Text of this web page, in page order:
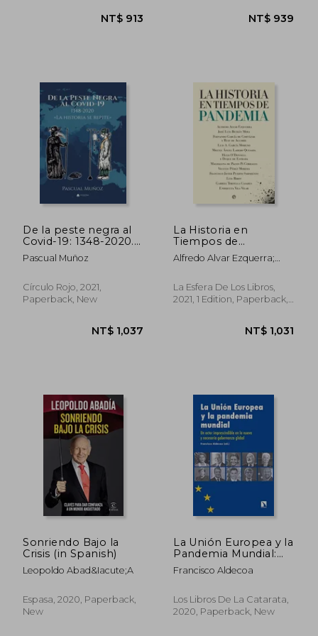
NT$ 913
De la peste negra al
Covid-19: 1348-2020.
«La historia se repite»
(in Spanish)
Pascual Muñoz
Círculo Rojo, 2021,
Paperback, New
La Historia en
Tiempos de
Pandemia (in
Spanish)
Alfredo Alvar Ezquerra;
Betr&Aacute;N Moya;
Fernando Garc&Iacute;A
De Cort&Aacute;Zar Y
Garc&Iacute;A Moreno;
La Esfera De Los Libros,
2021, 1 Edition, Paperback,
Sonriendo Bajo la
Crisis (in Spanish)
Leopoldo Abad&Iacute;A
Espasa, 2020, Paperback,
New
La Unión Europea y la
Pandemia Mundial:
Un Actor
Imprescindible en la
Gobernanza Global
(in Spanish)
Francisco Aldecoa
Los Libros De La Catarata,
2020, Paperback, New